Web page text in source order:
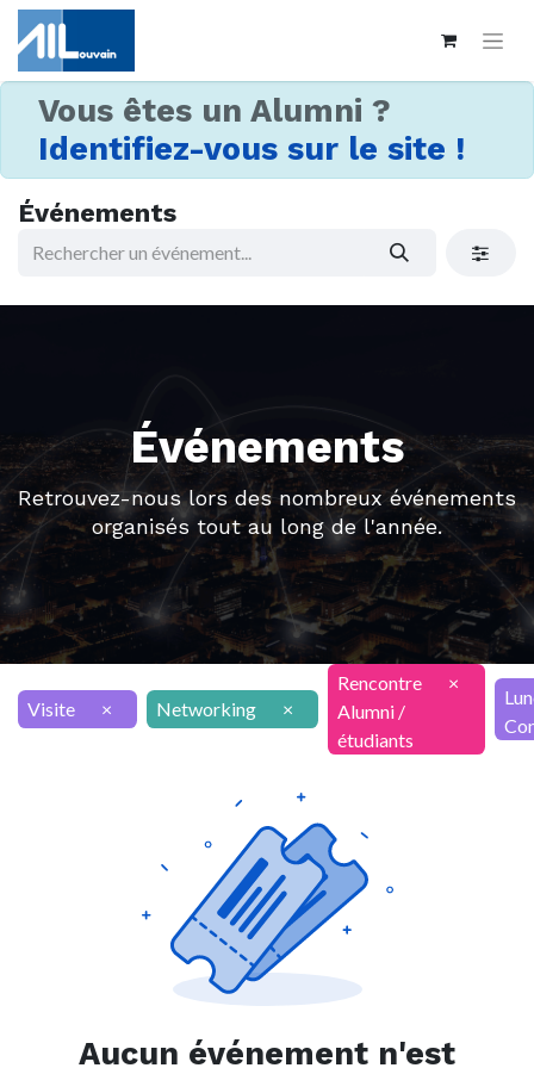
Vous êtes un Alumni ?
Identifiez-vous sur le site !
Événements
Événements
Retrouvez-nous lors des nombreux événements
organisés tout au long de l'année.
Visite × Networking ×
Rencontre
Alumni /
étudiants
×
Aucun événement n'est